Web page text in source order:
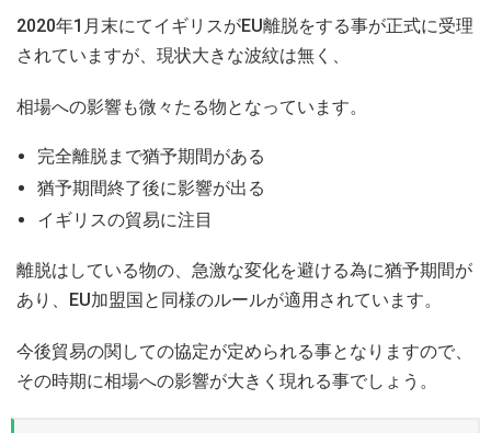
2020年1月末にてイギリスがEU離脱をする事が正式に受理
されていますが、現状大きな波紋は無く、
相場への影響も微々たる物となっています。
完全離脱まで猶予期間がある
猶予期間終了後に影響が出る
イギリスの貿易に注目
離脱はしている物の、急激な変化を避ける為に猶予期間が
あり、EU加盟国と同様のルールが適用されています。
今後貿易の関しての協定が定められる事となりますので、
その時期に相場への影響が大きく現れる事でしょう。